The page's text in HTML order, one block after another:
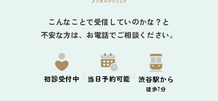
初診受付中 当日予約可能 渋谷駅から
徒歩7分
こんなことで受信していのかな？と
不安な方は、お電話でご相談ください。